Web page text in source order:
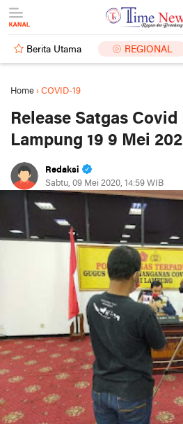
Berita Utama REGIONAL
Home › COVID-19
Release Satgas
Lampung 19 9 Mei
Redaksi
Sabtu, 09 Mei 2020, 14:59 WIB